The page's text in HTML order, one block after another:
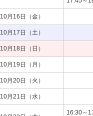
10月16日（金）
10月17日（土）
10月18日（日）
10月19日（月）
10月20日（火）
10月21日（水）
16:30～